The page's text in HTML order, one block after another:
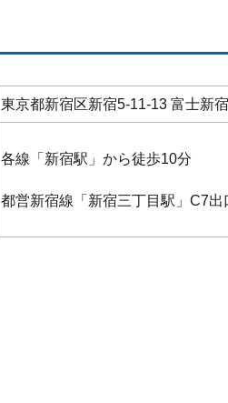
東京都新宿区新宿5-11-13 富士新
各線「新宿駅」から徒歩10分
都営新宿線「新宿三丁目駅」C7出